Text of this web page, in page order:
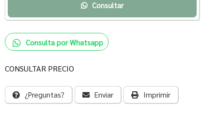
Consultar
Consulta por Whatsapp
CONSULTAR PRECIO
¿Preguntas? Enviar Imprimir